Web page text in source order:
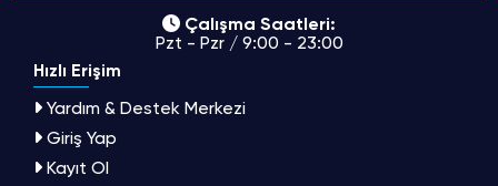
Çalışma Saatleri:
Pzt - Pzr / 9:00 - 23:00
Hızlı Erişim
Yardım & Destek Merkezi
Giriş Yap
Kayıt Ol